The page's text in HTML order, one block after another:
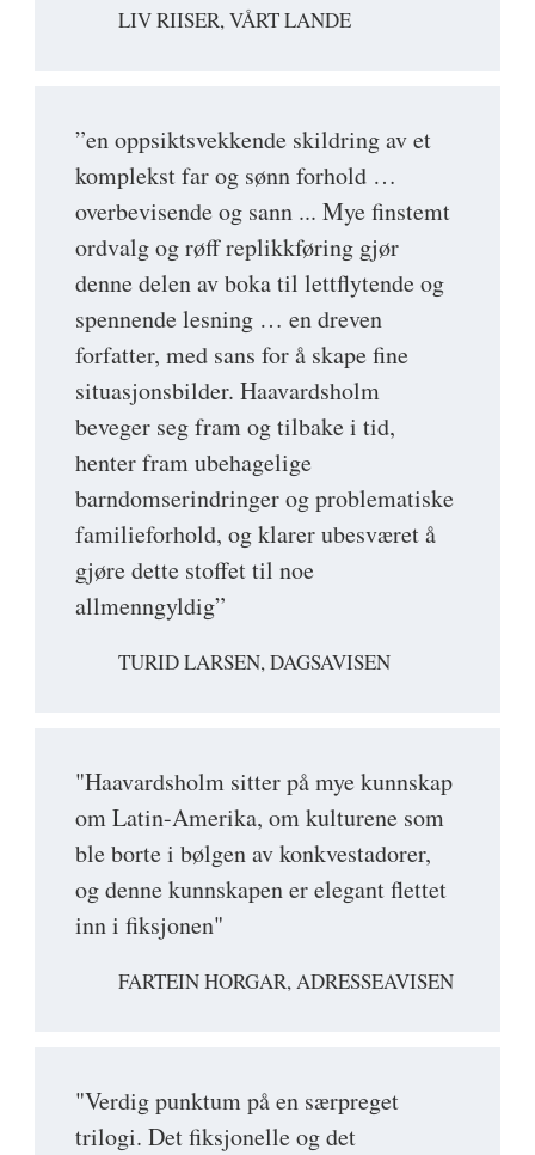
LIV RIISER, VÅRT LANDE
”en oppsiktsvekkende skildring av et
komplekst far og sønn forhold …
overbevisende og sann ... Mye finstemt
ordvalg og røff replikkføring gjør
denne delen av boka til lettflytende og
spennende lesning … en dreven
forfatter, med sans for å skape fine
situasjonsbilder. Haavardsholm
beveger seg fram og tilbake i tid,
henter fram ubehagelige
barndomserindringer og problematiske
familieforhold, og klarer ubesværet å
gjøre dette stoffet til noe
allmenngyldig”
TURID LARSEN, DAGSAVISEN
"Haavardsholm sitter på mye kunnskap
om Latin-Amerika, om kulturene som
ble borte i bølgen av konkvestadorer,
og denne kunnskapen er elegant flettet
inn i fiksjonen"
FARTEIN HORGAR, ADRESSEAVISEN
"Verdig punktum på en særpreget
trilogi. Det fiksjonelle og det